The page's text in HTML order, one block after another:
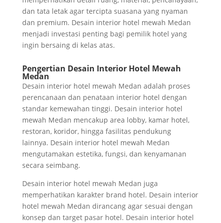
dan tata letak agar tercipta suasana yang nyaman
dan premium. Desain interior hotel mewah Medan
menjadi investasi penting bagi pemilik hotel yang
ingin bersaing di kelas atas.
Pengertian Desain Interior Hotel Mewah
Medan
Desain interior hotel mewah Medan adalah proses
perencanaan dan penataan interior hotel dengan
standar kemewahan tinggi. Desain interior hotel
mewah Medan mencakup area lobby, kamar hotel,
restoran, koridor, hingga fasilitas pendukung
lainnya. Desain interior hotel mewah Medan
mengutamakan estetika, fungsi, dan kenyamanan
secara seimbang.
Desain interior hotel mewah Medan juga
memperhatikan karakter brand hotel. Desain interior
hotel mewah Medan dirancang agar sesuai dengan
konsep dan target pasar hotel. Desain interior hotel